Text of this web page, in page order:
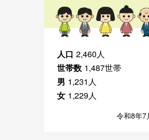
人口 2,460人
世帯数 1,487世帯
男 1,231人
女 1,229人
令和8年7